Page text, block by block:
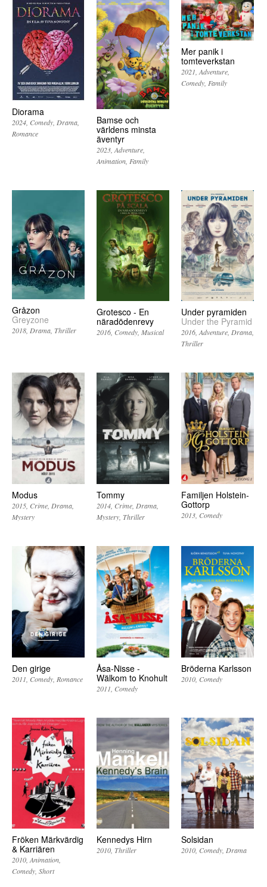
Diorama
2024 Comedy Drama
Romance
Bamse och
världens minsta
äventyr
2023 Adventure
Animation Family
Mer panik i
tomteverkstan
2021 Adventure
Comedy Family
Gråzon
Greyzone
2018 Drama Thriller
Grotesco - En
näradödenrevy
2016 Comedy Musical
Under pyramiden
Under the Pyramid
2016 Adventure Drama
Thriller
Modus
2015 Crime Drama
Mystery
Tommy
2014 Crime Drama
Mystery Thriller
Familjen Holstein-
Gottorp
2013 Comedy
Den girige
2011 Comedy Romance
Åsa-Nisse -
Wälkom to Knohult
2011 Comedy
Bröderna Karlsson
2010 Comedy
Fröken Märkvärdig
& Karriären
2010 Animation
Comedy Short
Kennedys Hirn
2010 Thriller
Solsidan
2010 Comedy Drama